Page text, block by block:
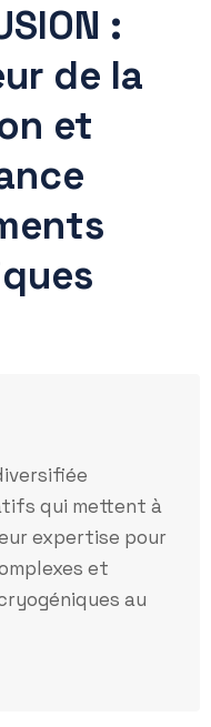
:
de la
et
qui mettent à
expertise pour
et
au